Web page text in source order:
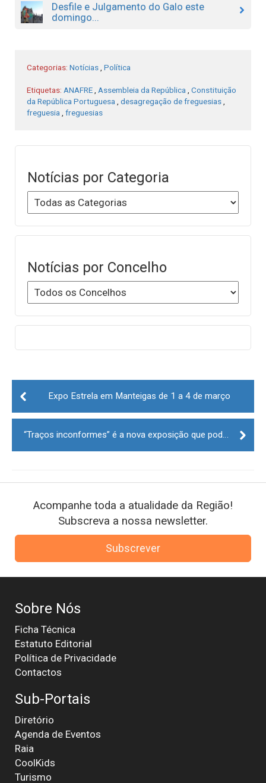
Desfile e Julgamento do Galo este
domingo...
Categorias: Notícias Política
Etiquetas: ANAFRE Assembleia da República
Constituição
da República Portuguesa
desagregação de freguesias
freguesia
freguesias
Notícias por Categoria
Notícias por Concelho
Post
navigationExpo Estrela em Manteigas de 1 a 4 de março
“Traços inconformes” é a nova exposição que poderá ser visitada no Museu Municipal de Arte Moderna Abel Manta
Acompanhe toda a atualidade da Região!
Subscreva a nossa newsletter.
Subscrever
Sobre Nós
Ficha Técnica
Estatuto Editorial
Política de Privacidade
Contactos
Sub-Portais
Diretório
Agenda de Eventos
Raia
CoolKids
Turismo